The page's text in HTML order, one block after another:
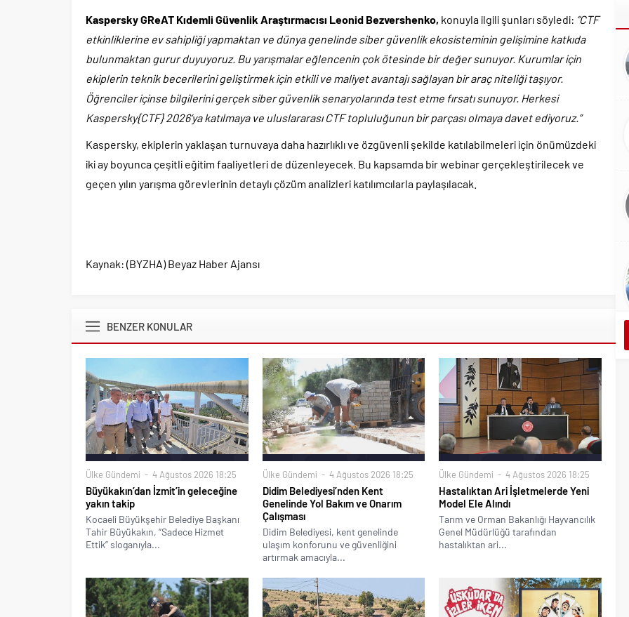
Kaspersky GReAT Kıdemli Güvenlik Araştırmacısı Leonid Bezvershenko, konuyla ilgili şunları söyledi: “CTF
etkinliklerine ev sahipliği yapmaktan ve dünya genelinde siber güvenlik ekosisteminin gelişimine katkıda
bulunmaktan gurur duyuyoruz. Bu yarışmalar eğlencenin çok ötesinde bir değer sunuyor. Kurumlar için
ekiplerin teknik becerilerini geliştirmek için etkili ve maliyet avantajı sağlayan bir araç niteliği taşıyor.
Öğrenciler içinse bilgilerini gerçek siber güvenlik senaryolarında test etme fırsatı sunuyor. Herkesi
Kaspersky{CTF} 2026’ya katılmaya ve uluslararası CTF topluluğunun bir parçası olmaya davet ediyoruz.”
Kaspersky, ekiplerin yaklaşan turnuvaya daha hazırlıklı ve özgüvenli şekilde katılabilmeleri için önümüzdeki
iki ay boyunca çeşitli eğitim faaliyetleri de düzenleyecek. Bu kapsamda bir webinar gerçekleştirilecek ve
geçen yılın yarışma görevlerinin detaylı çözüm analizleri katılımcılarla paylaşılacak.
Kaynak: (BYZHA) Beyaz Haber Ajansı
BENZER KONULAR
Ülke Gündemi 4 Ağustos 2026 18:25
Büyükakın’dan İzmit’in geleceğine
yakın takip
Kocaeli Büyükşehir Belediye Başkanı
Tahir Büyükakın, “Sadece Hizmet
Ettik” sloganıyla...
Ülke Gündemi 4 Ağustos 2026 18:25
Didim Belediyesi’nden Kent
Genelinde Yol Bakım ve Onarım
Çalışması
Didim Belediyesi, kent genelinde
ulaşım konforunu ve güvenliğini
artırmak amacıyla...
Ülke Gündemi 4 Ağustos 2026 18:25
Hastalıktan Ari İşletmelerde Yeni
Model Ele Alındı
Tarım ve Orman Bakanlığı Hayvancılık
Genel Müdürlüğü tarafından
hastalıktan ari...